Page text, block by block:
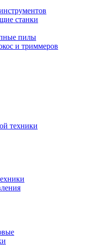
станки
пилы
и триммеров
техники